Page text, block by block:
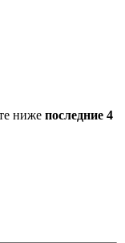
ниже последние 4